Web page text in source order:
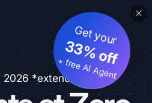
*extended
Get your
33% off
+ free AI Agent